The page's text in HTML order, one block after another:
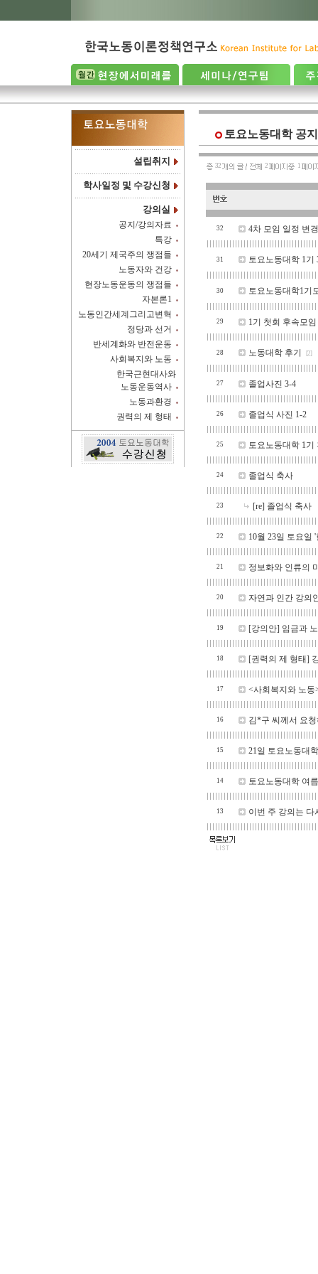
설립취지
학사일정 및 수강신청
강의실
공지/강의자료
특강
20세기 제국주의 쟁점들
노동자와 건강
현장노동운동의 쟁점들
자본론1
노동인간세계그리고변혁
정당과 선거
반세계화와 반전운동
사회복지와 노동
한국근현대사와
노동운동역사
노동과환경
권력의 제 형태
토요노동대학 공지
32 2 1
32 4차 모임 일정 변
31 토요노동대학 1기
30 토요노동대학1기
29 1기 첫회 후속모
28 노동대학 후기 [2]
27 졸업사진 3-4
26 졸업식 사진 1-2
25 토요노동대학 1기
24 졸업식 축사
23 [re] 졸업식 축사
22 10월 23일 토요일
21 정보화와 인류의
20 자연과 인간 강의
19 [강의안] 임금과
18 [권력의 제 형태]
17 <사회복지와 노동
16 김*구 씨께서 요
15 21일 토요노동대
14 토요노동대학 여
13 이번 주 강의는 다